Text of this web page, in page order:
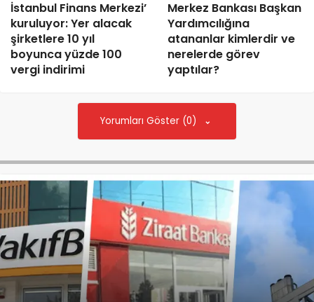
İstanbul Finans Merkezi’
kuruluyor: Yer alacak
şirketlere 10 yıl
boyunca yüzde 100
vergi indirimi
Merkez Bankası Başkan
Yardımcılığına
atananlar kimlerdir ve
nerelerde görev
yaptılar?
Yorumları Göster (0)